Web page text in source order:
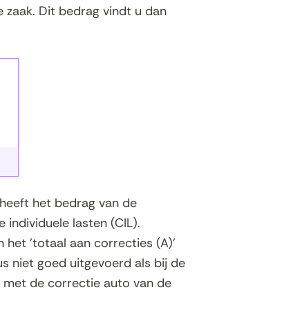
Dit bedrag vindt u dan
het bedrag van de
lasten (CIL).
het 'totaal aan correcties (A)'
niet goed uitgevoerd als bij de
met de correctie auto van de